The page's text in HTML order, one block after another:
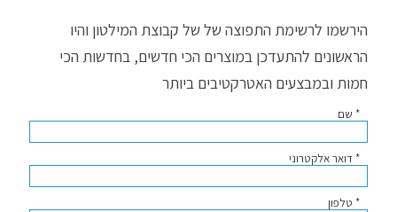
הירשמו לרשימת התפוצה של של קבוצת המילטון והיו
הראשונים להתעדכן במוצרים הכי חדשים, בחדשות הכי
חמות ובמבצעים האטרקטיבים ביותר
* שם
* דואר אלקטרוני
* טלפון